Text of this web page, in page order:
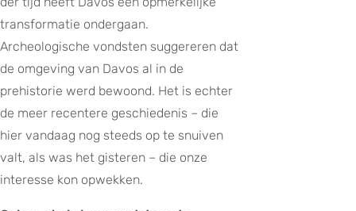
transformatie ondergaan.
Archeologische vondsten suggereren dat
de omgeving van Davos al in de
prehistorie werd bewoond. Het is echter
de meer recentere geschiedenis – die
hier vandaag nog steeds op te snuiven
valt, als was het gisteren – die onze
interesse kon opwekken.